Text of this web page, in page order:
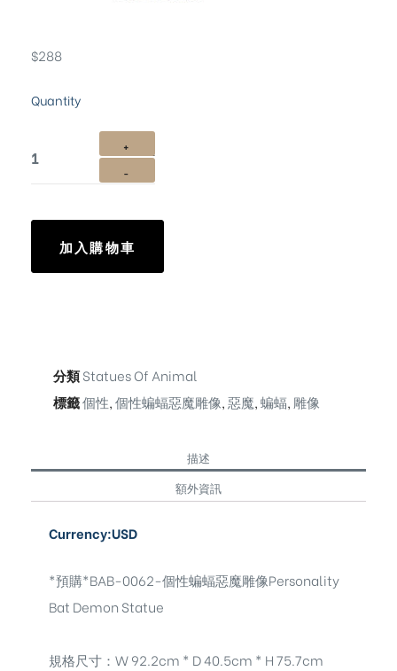
$288
Quantity
加入購物車
分類Statues Of Animal
標籤個性,個性蝙蝠惡魔雕像,惡魔,蝙蝠, 雕像
描述
額外資訊
Currency:USD
*預購*BAB-0062-個性蝙蝠惡魔雕像Personality
Bat Demon Statue
規格尺寸：W 92.2cm * D 40.5cm * H 75.7cm